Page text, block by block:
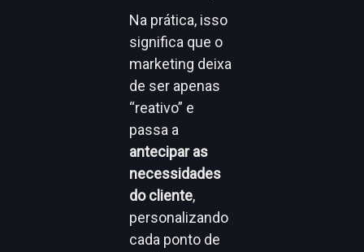
Na prática, isso
significa que o
marketing deixa
de ser apenas
“reativo” e
passa a
antecipar as
necessidades
do cliente,
personalizando
cada ponto de